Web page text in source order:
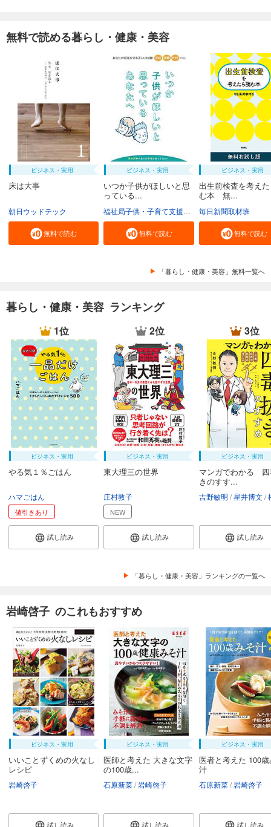
無料で読める暮らし・健康・美容
ビジネス・実用
床は大事
朝日ウッドテック
無料で読む
ビジネス・実用
いつか子供がほしいと思
っている...
東京都
無料で読む
ビジネス・実用
出生前検査を考え
む本 無...
毎日新聞取材班
無料で読む
「暮らし・健康・美容」無料一覧へ
暮らし・健康・美容 ランキング
1位
ビジネス・実用
やる気１％ごはん
ハマごはん
値引きあり
試し読み
2位
ビジネス・実用
東大理三の世界
庄村敦子
NEW
試し読み
3位
ビジネス・実用
マンガでわかる 四
きのすす...
吉野敏明 星井博文 松
試し読み
「暮らし・健康・美容」ランキングの一覧へ
岩崎啓子 のこれもおすすめ
ビジネス・実用
いいことずくめの火なし
レシピ
岩崎啓子
試し読み
ビジネス・実用
医師と考えた 大きな文字
の100歳...
石原新菜 岩崎啓子
試し読み
ビジネス・実用
医者と考えた 100
汁
石原新菜 岩崎啓子
試し読み